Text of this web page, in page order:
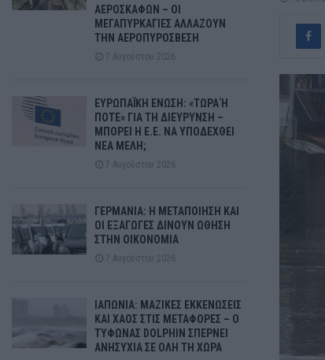
ΑΕΡΟΣΚΑΦΩΝ – ΟΙ
ΜΕΓΑΠΥΡΚΑΓΙΕΣ ΑΛΛΑΖΟΥΝ
ΤΗΝ ΑΕΡΟΠΥΡΟΣΒΕΣΗ
7 Αυγούστου 2026
ΕΥΡΩΠΑΪΚΗ ΕΝΩΣΗ: «ΤΩΡΑ Ή
ΠΟΤΕ» ΓΙΑ ΤΗ ΔΙΕΥΡΥΝΣΗ –
ΜΠΟΡΕΙ Η Ε.Ε. ΝΑ ΥΠΟΔΕΧΘΕΙ
ΝΕΑ ΜΕΛΗ;
7 Αυγούστου 2026
ΓΕΡΜΑΝΙΑ: Η ΜΕΤΑΠΟΙΗΣΗ ΚΑΙ
ΟΙ ΕΞΑΓΩΓΕΣ ΔΙΝΟΥΝ ΩΘΗΣΗ
ΣΤΗΝ ΟΙΚΟΝΟΜΙΑ
7 Αυγούστου 2026
ΙΑΠΩΝΙΑ: ΜΑΖΙΚΕΣ ΕΚΚΕΝΩΣΕΙΣ
ΚΑΙ ΧΑΟΣ ΣΤΙΣ ΜΕΤΑΦΟΡΕΣ – Ο
ΤΥΦΩΝΑΣ DOLPHIN ΣΠΕΡΝΕΙ
ΑΝΗΣΥΧΙΑ ΣΕ ΟΛΗ ΤΗ ΧΩΡΑ